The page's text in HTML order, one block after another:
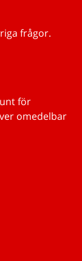
frågor.
för
omedelbar